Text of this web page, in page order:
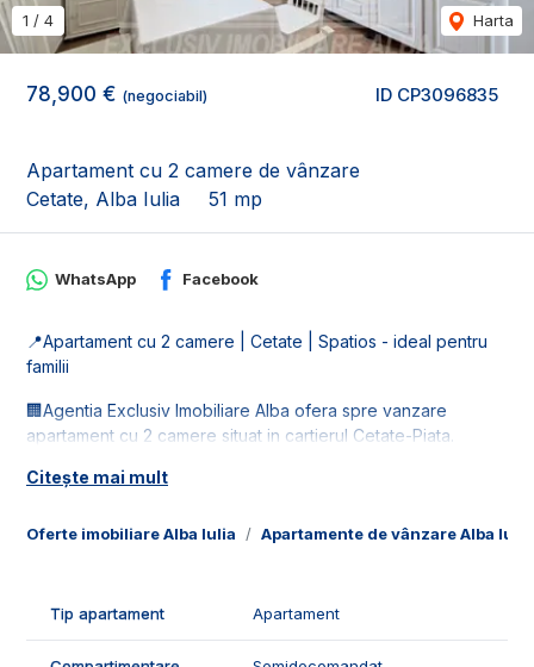
ID CP3096835
78,900 € (negociabil)
Apartament cu 2 camere de vânzare
Cetate, Alba Iulia
51 mp
1 / 4 Harta
Oferte imobiliare Alba Iulia Apartamente de vânzare Alba Iulia
WhatsApp Facebook
📍Apartament cu 2 camere | Cetate | Spatios - ideal pentru
familii
🏢Agentia Exclusiv Imobiliare Alba ofera spre vanzare
apartament cu 2 camere situat in cartierul Cetate-Piata.
- 1 living;
- 1 hol;
- 1 baie;
Citește mai mult
Tip apartament Apartament